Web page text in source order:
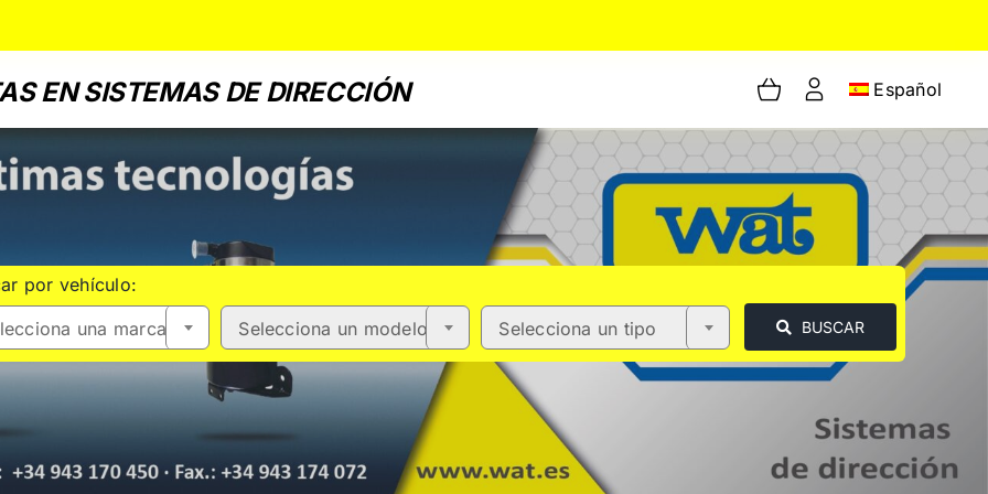
EN SISTEMAS DE DIRECCIÓN Español
por vehículo:
una marca Selecciona un modelo Selecciona un tipo BUSCAR